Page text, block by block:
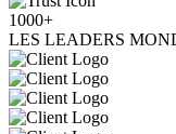
1000+
LES LEADERS